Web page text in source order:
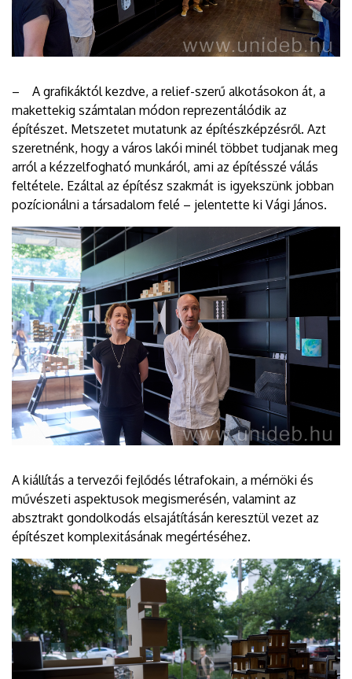
– A grafikáktól kezdve, a relief-szerű alkotásokon át, a
makettekig számtalan módon reprezentálódik az
építészet. Metszetet mutatunk az építészképzésről. Azt
szeretnénk, hogy a város lakói minél többet tudjanak meg
arról a kézzelfogható munkáról, ami az építésszé válás
feltétele. Ezáltal az építész szakmát is igyekszünk jobban
pozícionálni a társadalom felé – jelentette ki Vági János.
A kiállítás a tervezői fejlődés létrafokain, a mérnöki és
művészeti aspektusok megismerésén, valamint az
absztrakt gondolkodás elsajátításán keresztül vezet az
építészet komplexitásának megértéséhez.